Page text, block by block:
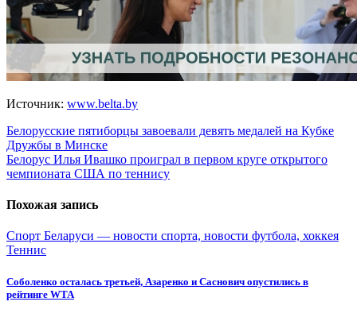
Источник: www.belta.by
Навигация
по
записям
Белорусские пятиборцы завоевали девять медалей на Кубке
Дружбы в Минске
Белорус Илья Ивашко проиграл в первом круге открытого
чемпионата США по теннису
Похожая запись
Спорт Беларуси — новости спорта, новости футбола, хоккея
Теннис
Соболенко осталась третьей, Азаренко и Саснович опустились в
рейтинге WTA